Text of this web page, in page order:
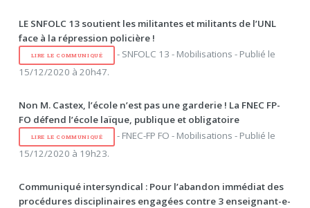
LE SNFOLC 13 soutient les militantes et militants de l’UNL
face à la répression policière !
LIRE LE COMMUNIQUÉ
- SNFOLC 13 - Mobilisations - Publié le
15/12/2020 à 20h47.
Non M. Castex, l’école n’est pas une garderie ! La FNEC FP-
FO défend l’école laïque, publique et obligatoire
LIRE LE COMMUNIQUÉ
- FNEC-FP FO - Mobilisations - Publié le
15/12/2020 à 19h23.
Communiqué intersyndical : Pour l’abandon immédiat des
procédures disciplinaires engagées contre 3 enseignant-e-